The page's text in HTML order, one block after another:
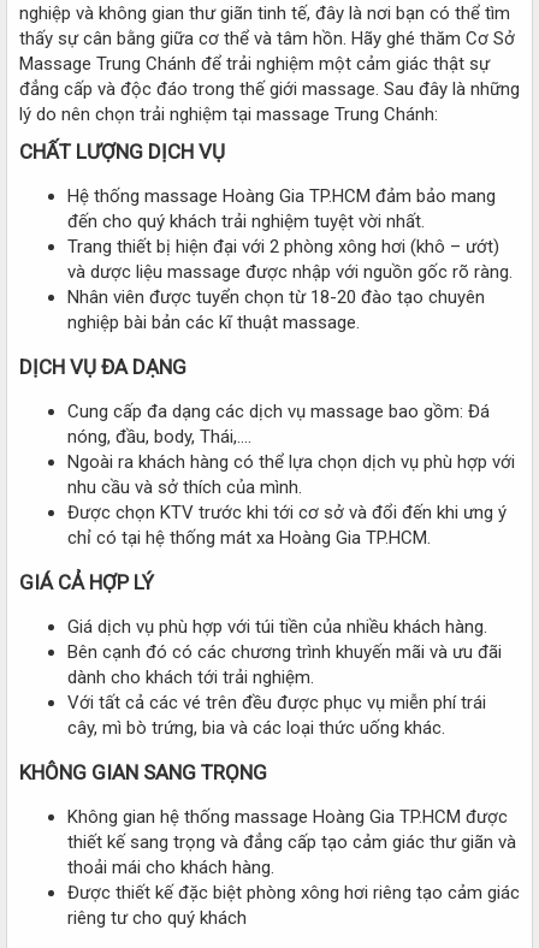
nghiệp và không gian thư giãn tinh tế, đây là nơi bạn có thể tìm
thấy sự cân bằng giữa cơ thể và tâm hồn. Hãy ghé thăm Cơ Sở
Massage Trung Chánh để trải nghiệm một cảm giác thật sự
đẳng cấp và độc đáo trong thế giới massage. Sau đây là những
lý do nên chọn trải nghiệm tại massage Trung Chánh:
CHẤT LƯỢNG DỊCH VỤ
Hệ thống massage Hoàng Gia TP.HCM đảm bảo mang
đến cho quý khách trải nghiệm tuyệt vời nhất.
Trang thiết bị hiện đại với 2 phòng xông hơi (khô – ướt)
và dược liệu massage được nhập với nguồn gốc rõ ràng.
Nhân viên được tuyển chọn từ 18-20 đào tạo chuyên
nghiệp bài bản các kĩ thuật massage.
DỊCH VỤ ĐA DẠNG
Cung cấp đa dạng các dịch vụ massage bao gồm: Đá
nóng, đầu, body, Thái,….
Ngoài ra khách hàng có thể lựa chọn dịch vụ phù hợp với
nhu cầu và sở thích của mình.
Được chọn KTV trước khi tới cơ sở và đổi đến khi ưng ý
chỉ có tại hệ thống mát xa Hoàng Gia TP.HCM.
GIÁ CẢ HỢP LÝ
Giá dịch vụ phù hợp với túi tiền của nhiều khách hàng.
Bên cạnh đó có các chương trình khuyến mãi và ưu đãi
dành cho khách tới trải nghiệm.
Với tất cả các vé trên đều được phục vụ miễn phí trái
cây, mì bò trứng, bia và các loại thức uống khác.
KHÔNG GIAN SANG TRỌNG
Không gian hệ thống massage Hoàng Gia TP.HCM được
thiết kế sang trọng và đẳng cấp tạo cảm giác thư giãn và
thoải mái cho khách hàng.
Được thiết kế đặc biệt phòng xông hơi riêng tạo cảm giác
riêng tư cho quý khách